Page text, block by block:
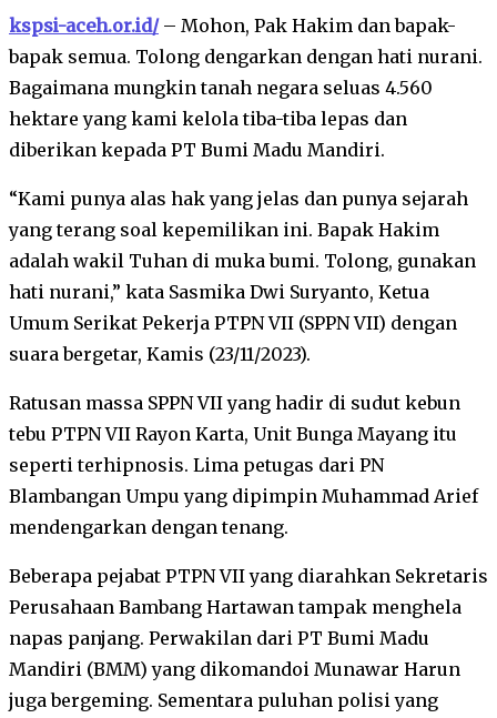
kspsi-aceh.or.id/– Mohon, Pak Hakim dan bapak-
bapak semua. Tolong dengarkan dengan hati nurani.
Bagaimana mungkin tanah negara seluas 4.560
hektare yang kami kelola tiba-tiba lepas dan
diberikan kepada PT Bumi Madu Mandiri.
“Kami punya alas hak yang jelas dan punya sejarah
yang terang soal kepemilikan ini. Bapak Hakim
adalah wakil Tuhan di muka bumi. Tolong, gunakan
hati nurani,” kata Sasmika Dwi Suryanto, Ketua
Umum Serikat Pekerja PTPN VII (SPPN VII) dengan
suara bergetar, Kamis (23/11/2023).
Ratusan massa SPPN VII yang hadir di sudut kebun
tebu PTPN VII Rayon Karta, Unit Bunga Mayang itu
seperti terhipnosis. Lima petugas dari PN
Blambangan Umpu yang dipimpin Muhammad Arief
mendengarkan dengan tenang.
Beberapa pejabat PTPN VII yang diarahkan Sekretaris
Perusahaan Bambang Hartawan tampak menghela
napas panjang. Perwakilan dari PT Bumi Madu
Mandiri (BMM) yang dikomandoi Munawar Harun
juga bergeming. Sementara puluhan polisi yang